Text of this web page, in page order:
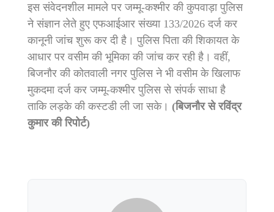
इस संवेदनशील मामले पर जम्मू-कश्मीर की कुपवाड़ा पुलिस
ने संज्ञान लेते हुए एफआईआर संख्या 133/2026 दर्ज कर
कानूनी जांच शुरू कर दी है। पुलिस पिता की शिकायत के
आधार पर वसीम की भूमिका की जांच कर रही है। वहीं,
बिजनौर की कोतवाली नगर पुलिस ने भी वसीम के खिलाफ
मुकदमा दर्ज कर जम्मू-कश्मीर पुलिस से संपर्क साधा है
ताकि लड़के की कस्टडी ली जा सके। (बिजनौर से रविंद्र
कुमार की रिपोर्ट)